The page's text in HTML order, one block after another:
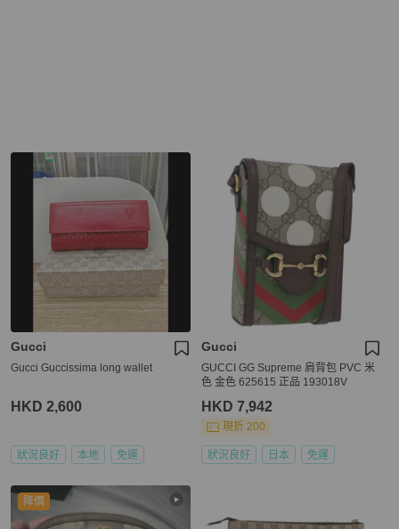
Gucci
Gucci Guccissima long wallet
HKD 2,600
狀況良好 本地 免運
Gucci
GUCCI GG Supreme 肩背包 PVC 米
色 金色 625615 正品 193018V
HKD 7,942
現折 200
狀況良好 日本 免運
降價